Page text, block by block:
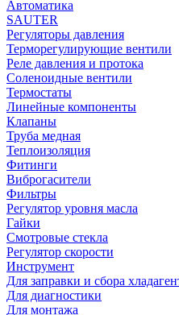
Автоматика
SAUTER
Регуляторы давления
Терморегулирующие вентили
Реле давления и протока
Соленоидные вентили
Термостаты
Линейные компоненты
Клапаны
Труба медная
Теплоизоляция
Фитинги
Виброгасители
Фильтры
Регулятор уровня масла
Гайки
Смотровые стекла
Регулятор скорости
Инструмент
Для заправки и сбора
Для диагностики
Для монтажа